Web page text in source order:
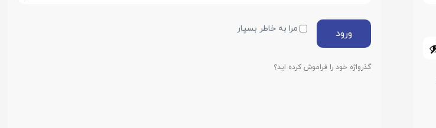
مرا به خاطر بسپار ورود
گذرواژه خود را فراموش کرده اید؟